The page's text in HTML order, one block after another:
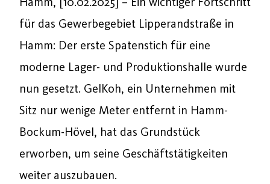
für das Gewerbegebiet Lipperandstraße in
Hamm: Der erste Spatenstich für eine
moderne Lager- und Produktionshalle wurde
nun gesetzt. GelKoh, ein Unternehmen mit
Sitz nur wenige Meter entfernt in Hamm-
Bockum-Hövel, hat das Grundstück
erworben, um seine Geschäftstätigkeiten
weiter auszubauen.